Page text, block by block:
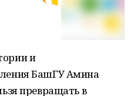
и
БашГУ Амина
превращать в